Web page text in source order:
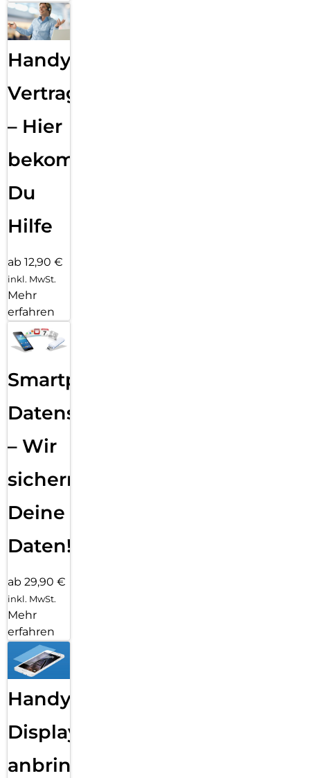
Handy
Vertragsabwicklung
– Hier
bekommst
Du
Hilfe
ab 12,90 €
inkl. MwSt.
Mehr
erfahren
Smartphone
Datensicherung
– Wir
sichern
Deine
Daten!
ab 29,90 €
inkl. MwSt.
Mehr
erfahren
Handy
Displayfolie
anbringen